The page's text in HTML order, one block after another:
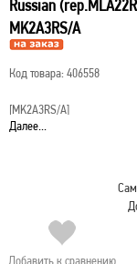
Russian
MK2A3RS/A
Код товара: 406558
[MK2A3RS/A]
Далее...
Добавить к сравнению